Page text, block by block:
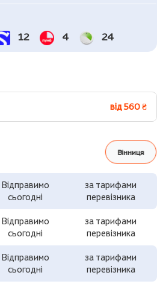
12 4 24
від 560 ₴
Вінниця
Відправимо
сьогодні
за тарифами
перевізника
Відправимо
сьогодні
за тарифами
перевізника
Відправимо
сьогодні
за тарифами
перевізника